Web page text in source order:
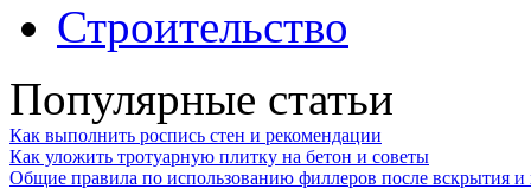
Строительство
Популярные статьи
Как выполнить роспись стен и рекомендации
Как уложить тротуарную плитку на бетон и советы
Общие правила по использованию филлеров после вскрытия и